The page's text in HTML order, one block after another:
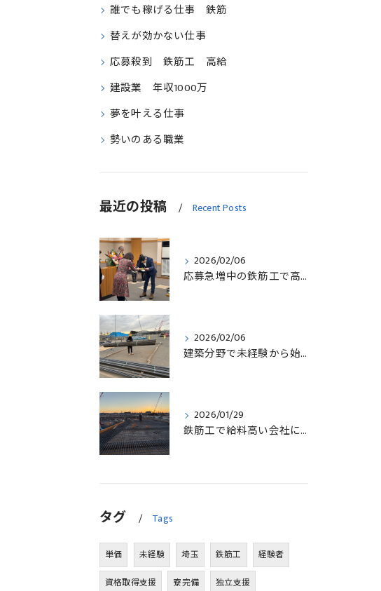
誰でも稼げる仕事 鉄筋
替えが効かない仕事
応募殺到 鉄筋工 高給
建設業 年収1000万
夢を叶える仕事
勢いのある職業
最近の投稿 Recent Posts
2026/02/06
応募急増中の鉄筋工で高給を目指す方法徹底解説埼玉県三郷市版
2026/02/06
建築分野で未経験から始める求人探しと三郷市で正社員就職の秘訣
2026/01/29
鉄筋工で給料高い会社に転職したリアルなインタビュー事例を埼玉県三郷市で解説
タグ Tags
単価 未経験 埼玉 鉄筋工
経験者
資格取得支援
寮完備
独立支援